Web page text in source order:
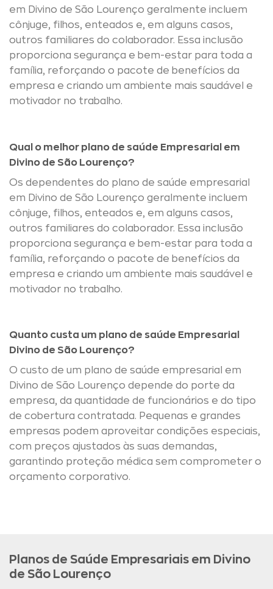
em Divino de São Lourenço geralmente incluem
cônjuge, filhos, enteados e, em alguns casos,
outros familiares do colaborador. Essa inclusão
proporciona segurança e bem-estar para toda a
família, reforçando o pacote de benefícios da
empresa e criando um ambiente mais saudável e
motivador no trabalho.
Qual o melhor plano de saúde Empresarial em
Divino de São Lourenço?
Os dependentes do plano de saúde empresarial
em Divino de São Lourenço geralmente incluem
cônjuge, filhos, enteados e, em alguns casos,
outros familiares do colaborador. Essa inclusão
proporciona segurança e bem-estar para toda a
família, reforçando o pacote de benefícios da
empresa e criando um ambiente mais saudável e
motivador no trabalho.
Quanto custa um plano de saúde Empresarial
Divino de São Lourenço?
O custo de um plano de saúde empresarial em
Divino de São Lourenço depende do porte da
empresa, da quantidade de funcionários e do tipo
de cobertura contratada. Pequenas e grandes
empresas podem aproveitar condições especiais,
com preços ajustados às suas demandas,
garantindo proteção médica sem comprometer o
orçamento corporativo.
Planos de Saúde Empresariais em Divino
de São Lourenço